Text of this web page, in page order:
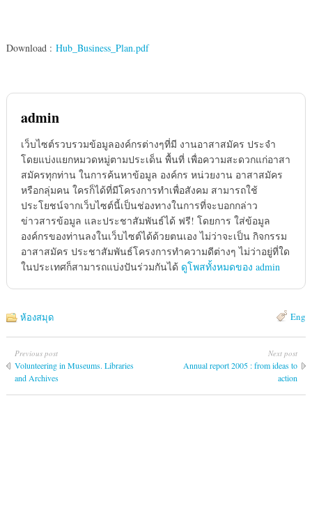
Download : Hub_Business_Plan.pdf
admin
เว็บไซต์รวบรวมข้อมูลองค์กรต่างๆที่มี งานอาสาสมัคร ประจำ
โดยแบ่งแยกหมวดหมู่ตามประเด็น พื้นที่ เพื่อความสะดวกแก่อาสา
สมัครทุกท่าน ในการค้นหาข้อมูล องค์กร หน่วยงาน อาสาสมัคร
หรือกลุ่มคน ใครก็ได้ที่มีโครงการทำเพื่อสังคม สามารถใช้
ประโยชน์จากเว็บไซต์นี้เป็นช่องทางในการที่จะบอกกล่าว
ข่าวสารข้อมูล และประชาสัมพันธ์ได้ ฟรี! โดยการ ใส่ข้อมูล
องค์กรของท่านลงในเว็บไซต์ได้ด้วยตนเอง ไม่ว่าจะเป็น กิจกรรม
อาสาสมัคร ประชาสัมพันธ์โครงการทำความดีต่างๆ ไม่ว่าอยู่ที่ใด
ในประเทศก็สามารถแบ่งปันร่วมกันได้ ดูโพสทั้งหมดของ admin
Eng
ห้องสมุด
Previous post
Volunteering in Museums. Libraries
and Archives
Next post
Annual report 2005 : from ideas to
action